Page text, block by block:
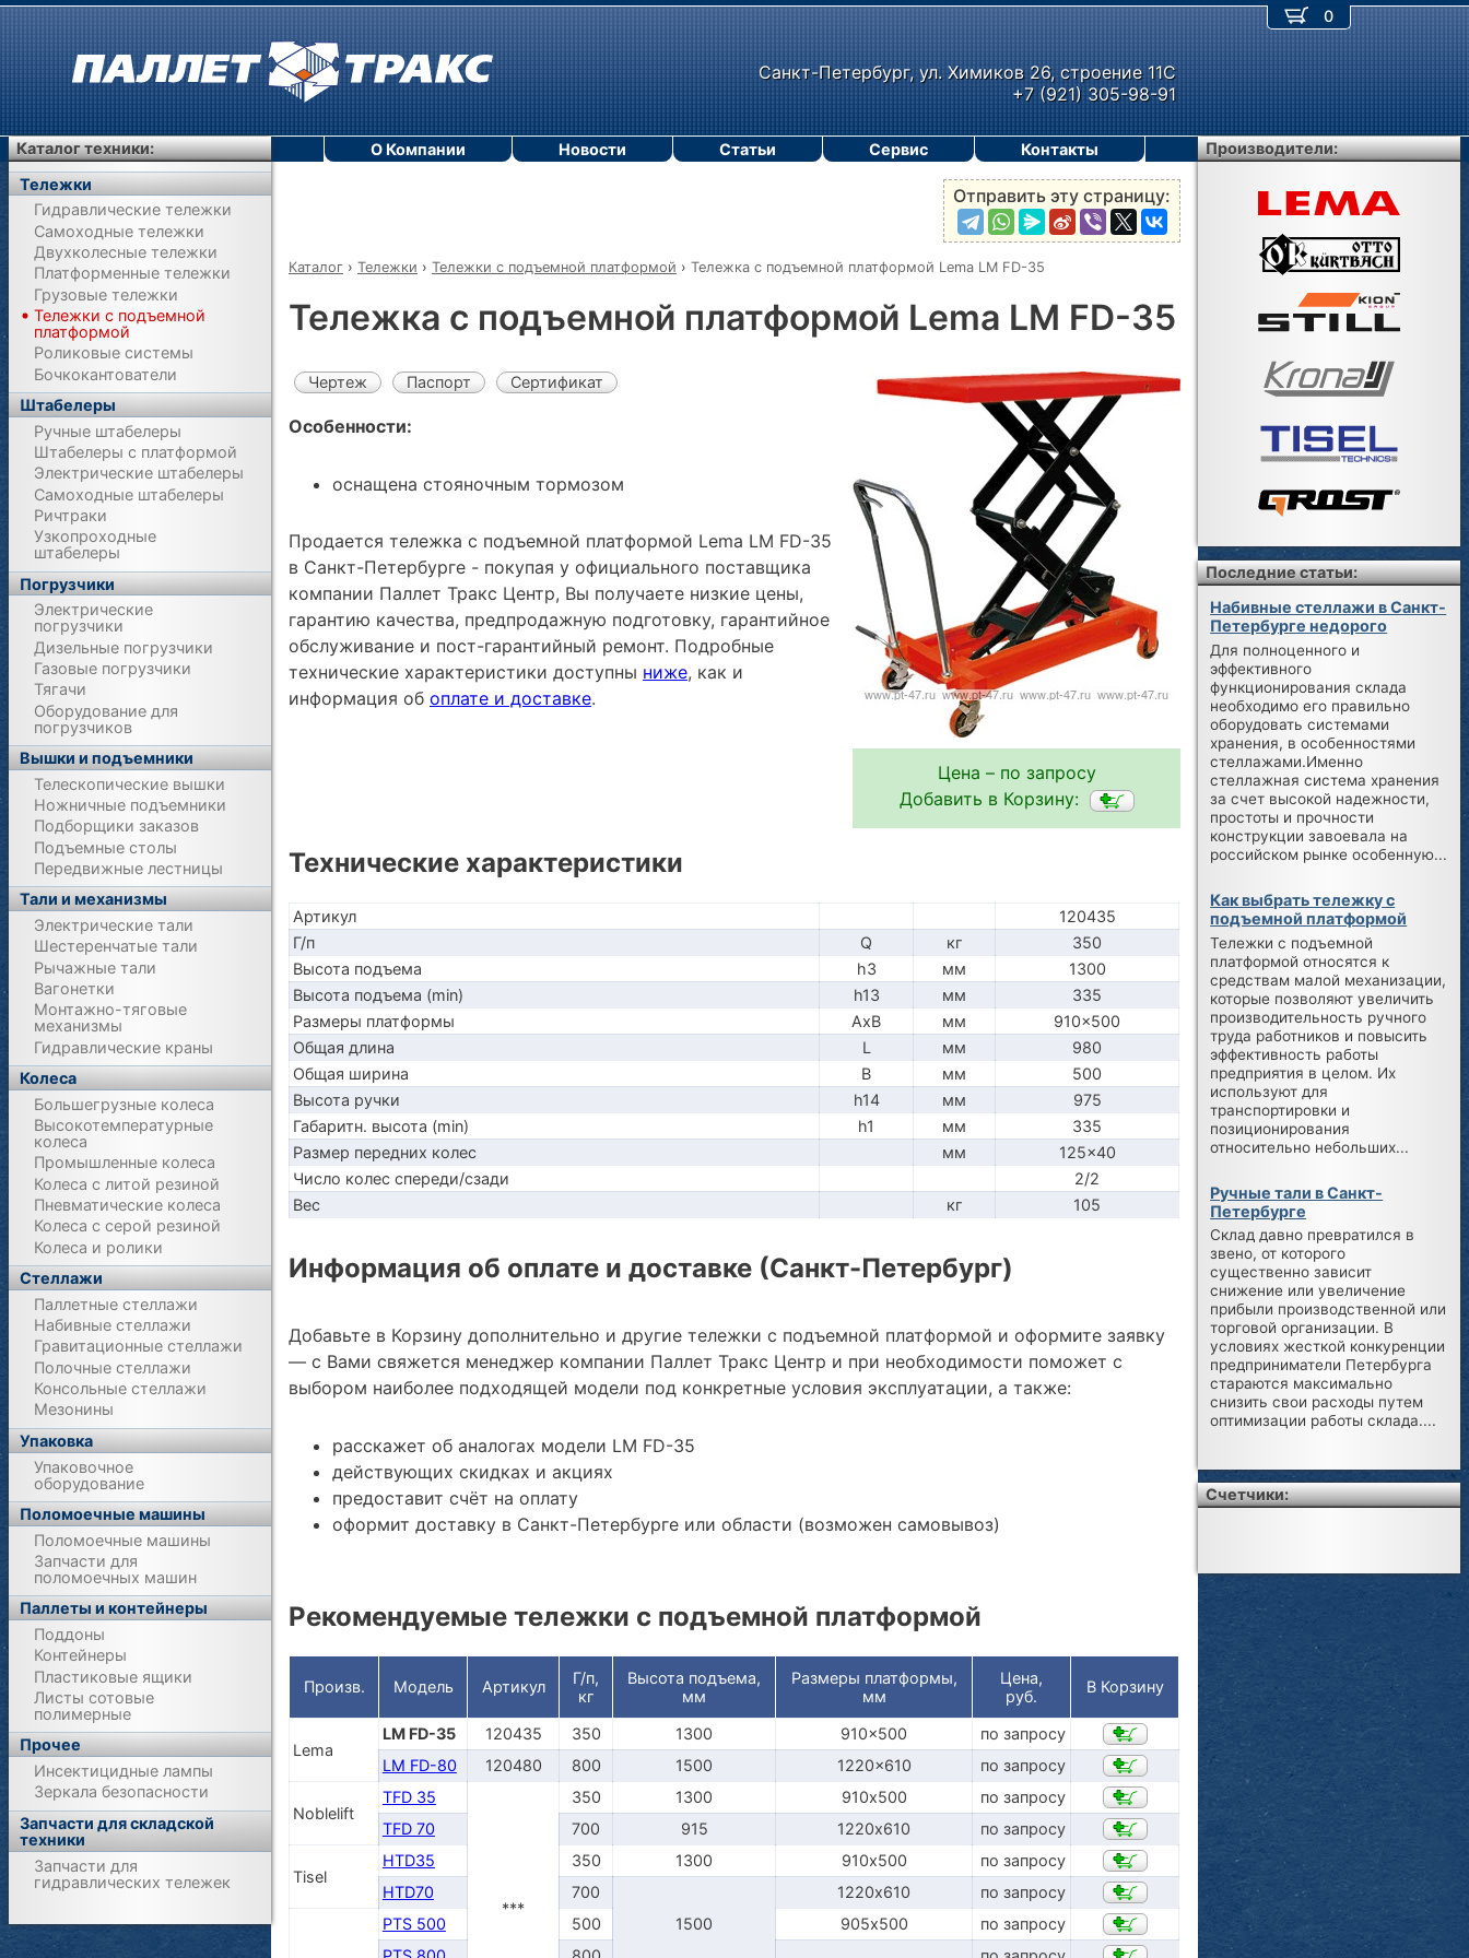
Санкт-Петербург, ул. Химиков 26, строение 11С
+7 (921) 305-98-91
Отправить эту страницу:
Каталог › Тележки › Тележки с подъемной платформой › Тележка с подъемной платформой Lema LM FD-35
Тележка с подъемной платформой Lema LM FD-35
Цена – по запросу
Добавить в Корзину:
Чертеж Паспорт Сертификат
Особенности:
оснащена стояночным тормозом
Продается тележка с подъемной платформой Lema LM FD-35
в Санкт-Петербурге - покупая у официального поставщика
компании Паллет Тракс Центр, Вы получаете низкие цены,
гарантию качества, предпродажную подготовку, гарантийное
обслуживание и пост-гарантийный ремонт. Подробные
технические характеристики доступны ниже, как и
информация об оплате и доставке.
Технические характеристики
Артикул
120435
Г/п
Q кг
350
Высота подъема
h3 мм
1300
Высота подъема (min)
h13 мм
335
Размеры платформы
AxB мм
910x500
Общая длина
L мм
980
Общая ширина
B мм
500
Высота ручки
h14 мм
975
Габаритн. высота (min)
h1 мм
335
Размер передних колес
мм
125x40
Число колес спереди/сзади
2/2
Вес
кг 105
Информация об оплате и доставке (Санкт-Петербург)
Добавьте в Корзину дополнительно и другие тележки с подъемной платформой и оформите заявку
— с Вами свяжется менеджер компании Паллет Тракс Центр и при необходимости поможет с
выбором наиболее подходящей модели под конкретные условия эксплуатации, а также:
расскажет об аналогах модели LM FD-35
действующих скидках и акциях
предоставит счёт на оплату
оформит доставку в Санкт-Петербурге или области (возможен самовывоз)
Рекомендуемые тележки с подъемной платформой
Произв. Модель Артикул
Г/п,
кг
Высота подъема,
мм
Размеры платформы,
мм
Цена,
руб.
В Корзину
Lema
LM FD-35 120435 350 1300 910x500
по запросу
LM FD-80
120480 800 1500 1220x610 по запросу
Noblelift
TFD 35
***
350 1300 910х500
по запросу
TFD 70
700 915 1220х610 по запросу
Tisel
HTD35 350 1300 910х500
по запросу
HTD70
700
1500
1220х610
по запросу
PTS 500
500 905х500
по запросу
0
О Компании Новости Статьи Сервис Контакты
Каталог техники:
Тележки
Гидравлические тележки
Самоходные тележки
Двухколесные тележки
Платформенные тележки
Грузовые тележки
Тележки с подъемной
платформой
Роликовые системы
Бочкокантователи
Штабелеры
Ручные штабелеры
Штабелеры с платформой
Электрические штабелеры
Самоходные штабелеры
Ричтраки
Узкопроходные
штабелеры
Погрузчики
Электрические
погрузчики
Дизельные погрузчики
Газовые погрузчики
Тягачи
Оборудование для
погрузчиков
Вышки и подъемники
Телескопические вышки
Ножничные подъемники
Подборщики заказов
Подъемные столы
Передвижные лестницы
Тали и механизмы
Электрические тали
Шестеренчатые тали
Рычажные тали
Вагонетки
Монтажно-тяговые
механизмы
Гидравлические краны
Колеса
Большегрузные колеса
Высокотемпературные
колеса
Промышленные колеса
Колеса с литой резиной
Пневматические колеса
Колеса с серой резиной
Колеса и ролики
Стеллажи
Паллетные стеллажи
Набивные стеллажи
Гравитационные стеллажи
Полочные стеллажи
Консольные стеллажи
Мезонины
Упаковка
Упаковочное
оборудование
Поломоечные машины
Поломоечные машины
Запчасти для
поломоечных машин
Паллеты и контейнеры
Поддоны
Контейнеры
Пластиковые ящики
Листы сотовые
полимерные
Прочее
Инсектицидные лампы
Зеркала безопасности
Запчасти для складской
техники
Запчасти для
гидравлических тележек
Производители:
Последние статьи:
Набивные стеллажи в Санкт-
Петербурге недорого
Для полноценного и
эффективного
функционирования склада
необходимо его правильно
оборудовать системами
хранения, в особенностями
стеллажами.Именно
стеллажная система хранения
за счет высокой надежности,
простоты и прочности
конструкции завоевала на
российском рынке особенную...
Как выбрать тележку с
подъемной платформой
Тележки с подъемной
платформой относятся к
средствам малой механизации,
которые позволяют увеличить
производительность ручного
труда работников и повысить
эффективность работы
предприятия в целом. Их
используют для
транспортировки и
позиционирования
относительно небольших...
Ручные тали в Санкт-
Петербурге
Склад давно превратился в
звено, от которого
существенно зависит
снижение или увеличение
прибыли производственной или
торговой организации. В
условиях жесткой конкуренции
предприниматели Петербурга
стараются максимально
снизить свои расходы путем
оптимизации работы склада....
Счетчики: